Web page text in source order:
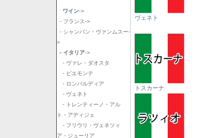
ワイン->
- フランス->
- シャンパン・ヴァンムスー-
>
- イタリア->
- ヴァレ・ダオスタ
- ピエモンテ
- ロンバルディア
- ヴェネト
- トレンティーノ・アル
ト・アディジェ
- フリウリ・ヴェネツィ
ア・ジューリア
ヴェネト
トスカーナ